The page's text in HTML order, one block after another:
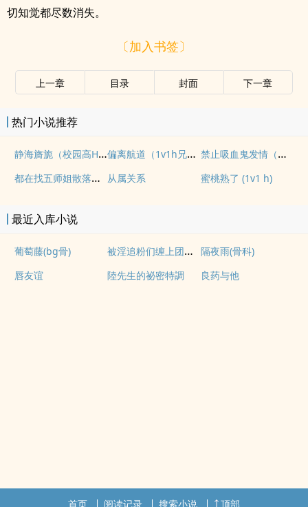
切知觉都尽数消失。
〔加入书签〕
上一章 目录 封面 下一章
热门小说推荐
静海旖旎（校园高H） 偏离航道（1v1h兄妹骨科bg）
禁止吸血鬼发情（姐狗高H 1v1）
都在找五师姐散落的法宝
从属关系 蜜桃熟了 (1v1 h)
最近入库小说
葡萄藤(bg骨) 被淫追粉们缠上团播女主播(露出NPH)
隔夜雨(骨科)
唇友谊
陸先生的祕密特調 良药与他
首页 阅读记录 搜索小说 顶部